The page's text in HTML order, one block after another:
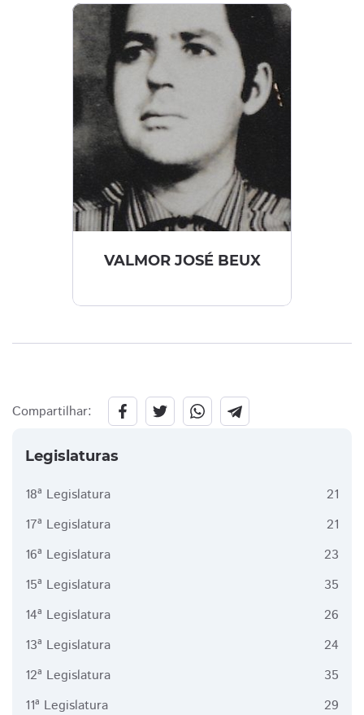
VALMOR JOSÉ BEUX
Compartilhar:
Legislaturas
18ª Legislatura
21
17ª Legislatura
21
16ª Legislatura
23
15ª Legislatura
35
14ª Legislatura
26
13ª Legislatura
24
12ª Legislatura
35
11ª Legislatura
29